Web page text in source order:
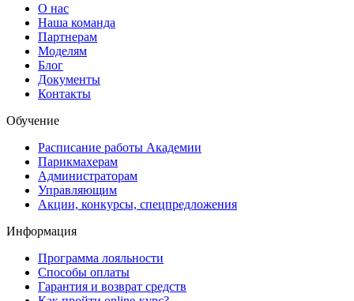
О нас
Наша команда
Партнерам
Моделям
Блог
Документы
Контакты
Обучение
Расписание работы Академии
Парикмахерам
Администраторам
Управляющим
Акции, конкурсы, спецпредложения
Информация
Программа лояльности
Способы оплаты
Гарантия и возврат средств